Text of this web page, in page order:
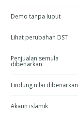
Demo tanpa luput
Lihat perubahan DST
Penjualan semula
dibenarkan
Lindung nilai dibenarkan
Akaun islamik